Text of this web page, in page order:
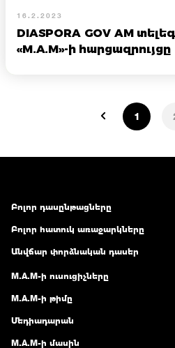
16.2.2023
DIASPORA GOV AM
«M.A.M»-ի հարցազրույցը
1
Բոլոր դասընթացները
Բոլոր հատուկ առաջարկները
Անվճար փորձնական դասեր
M.A.M-ի ուսուցիչները
M.A.M-ի թիմը
Մեդիադարան
M.A.M-ի մասին